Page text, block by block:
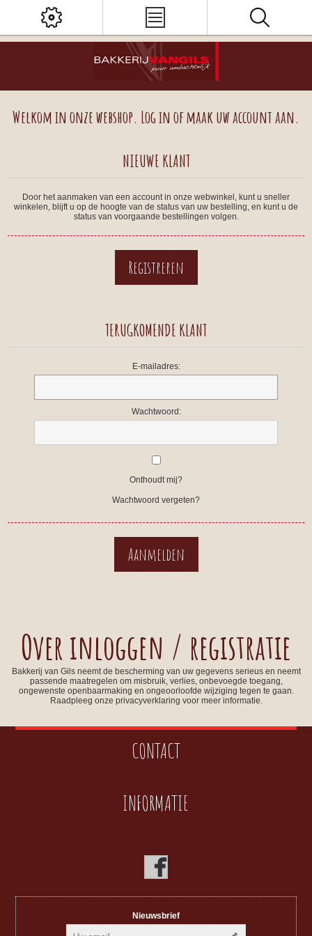
Welkom in onze webshop. Log in of maak uw account aan.
NIEUWE KLANT
Door het aanmaken van een account in onze webwinkel, kunt u sneller
winkelen, blijft u op de hoogte van de status van uw bestelling, en kunt u de
status van voorgaande bestellingen volgen.
TERUGKOMENDE KLANT
E-mailadres:
Wachtwoord:
Onthoudt mij?
Wachtwoord vergeten?
Over inloggen / registratie
Bakkerij van Gils neemt de bescherming van uw gegevens serieus en neemt
passende maatregelen om misbruik, verlies, onbevoegde toegang,
ongewenste openbaarmaking en ongeoorloofde wijziging tegen te gaan.
Raadpleeg onze privacyverklaring voor meer informatie.
CONTACT
INFORMATIE
Nieuwsbrief